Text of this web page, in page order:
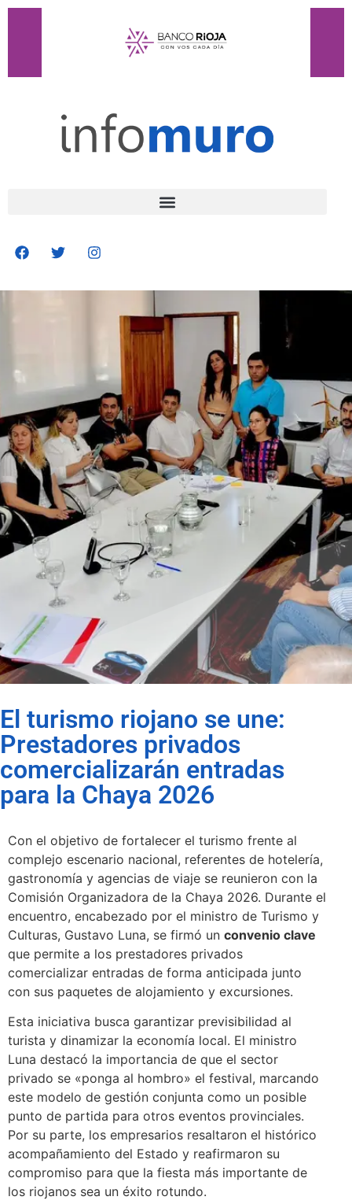
El turismo riojano se une:
Prestadores privados
comercializarán entradas
para la Chaya 2026
Con el objetivo de fortalecer el turismo frente al
complejo escenario nacional, referentes de hotelería,
gastronomía y agencias de viaje se reunieron con la
Comisión Organizadora de la Chaya 2026. Durante el
encuentro, encabezado por el ministro de Turismo y
Culturas, Gustavo Luna, se firmó un convenio clave
que permite a los prestadores privados
comercializar entradas de forma anticipada junto
con sus paquetes de alojamiento y excursiones.
Esta iniciativa busca garantizar previsibilidad al
turista y dinamizar la economía local. El ministro
Luna destacó la importancia de que el sector
privado se «ponga al hombro» el festival, marcando
este modelo de gestión conjunta como un posible
punto de partida para otros eventos provinciales.
Por su parte, los empresarios resaltaron el histórico
acompañamiento del Estado y reafirmaron su
compromiso para que la fiesta más importante de
los riojanos sea un éxito rotundo.